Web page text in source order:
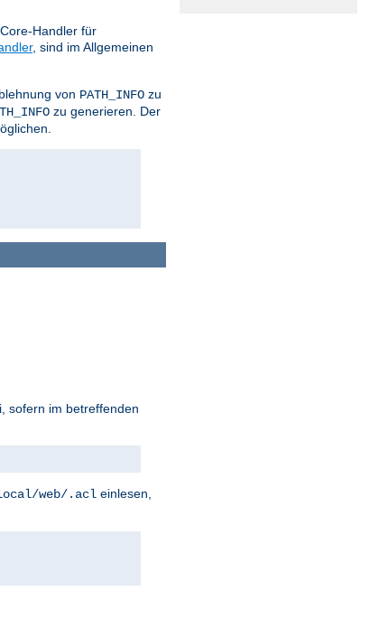
Handler für
, sind im Allgemeinen
von PATH_INFO zu
zu generieren. Der
sofern im betreffenden
web/.acl einlesen,